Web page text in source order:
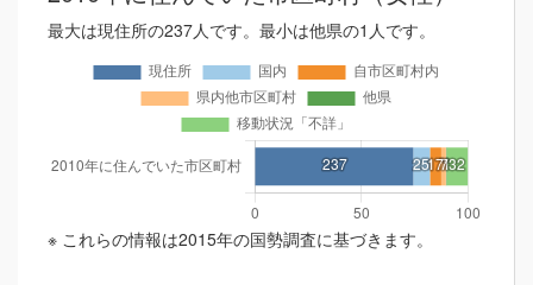
最大は現住所の237人です。最小は他県の1人です。
※ これらの情報は2015年の国勢調査に基づきます。